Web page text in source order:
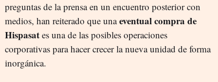
preguntas de la prensa en un encuentro posterior con
medios, han reiterado que unaeventual compra de
Hispasat es una de las posibles operaciones
corporativas para hacer crecer la nueva unidad de forma
inorgánica.